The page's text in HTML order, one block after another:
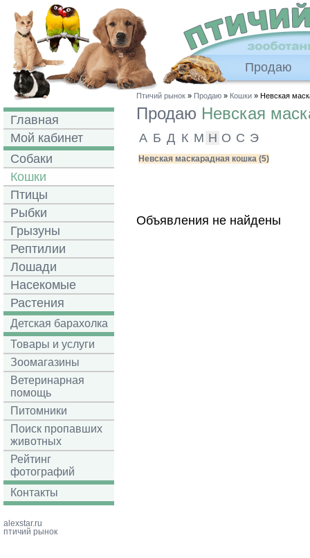
Продаю
Главная
Мой кабинет
Собаки
Кошки
Птицы
Рыбки
Грызуны
Рептилии
Лошади
Насекомые
Растения
Детская барахолка
Товары и услуги
Зоомагазины
Ветеринарная
помощь
Питомники
Поиск пропавших
животных
Рейтинг
фотографий
Контакты
Птичий рынок » Продаю » Кошки » Невская
Продаю Невская
А Б Д К М Н О С Э
Невская маскарадная кошка (5)
Объявления не найдены
alexstar.ru
птичий рынок